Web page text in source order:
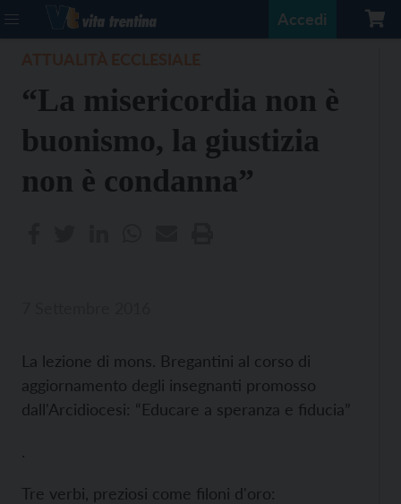
Accedi
“La misericordia non è
buonismo, la giustizia
non è condanna”
La lezione di mons. Bregantini al corso di
aggiornamento degli insegnanti promosso
dall'Arcidiocesi: “Educare a speranza e fiducia”
.
Tre verbi, preziosi come filoni d'oro: